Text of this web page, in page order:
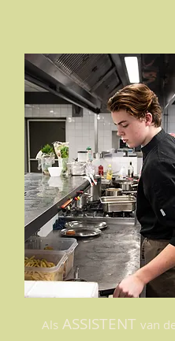
Als ASSISTENT van